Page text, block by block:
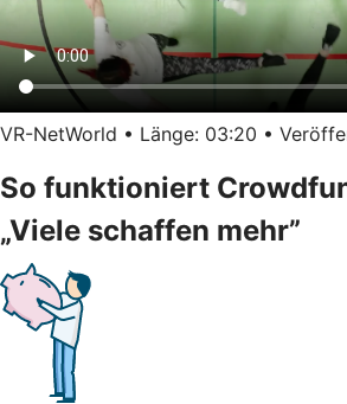
VR-NetWorld • Länge: 03:20 •
So funktioniert
„Viele schaffen mehr”